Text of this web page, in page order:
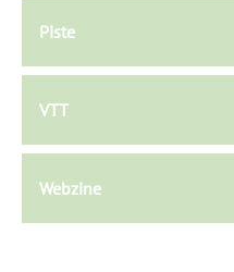
Piste
VTT
Webzine